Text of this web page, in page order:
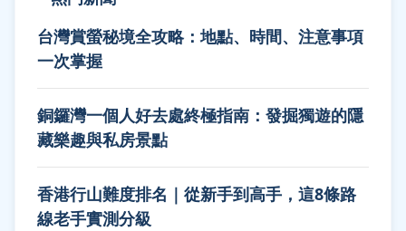
台灣賞螢秘境全攻略：地點、時間、注意事項
一次掌握
銅鑼灣一個人好去處終極指南：發掘獨遊的隱
藏樂趣與私房景點
香港行山難度排名｜從新手到高手，這8條路
線老手實測分級